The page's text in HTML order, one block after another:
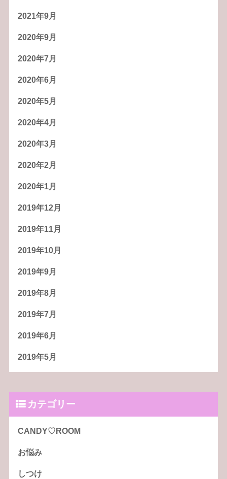
2021年9月
2020年9月
2020年7月
2020年6月
2020年5月
2020年4月
2020年3月
2020年2月
2020年1月
2019年12月
2019年11月
2019年10月
2019年9月
2019年8月
2019年7月
2019年6月
2019年5月
カテゴリー
CANDY♡ROOM
お悩み
しつけ